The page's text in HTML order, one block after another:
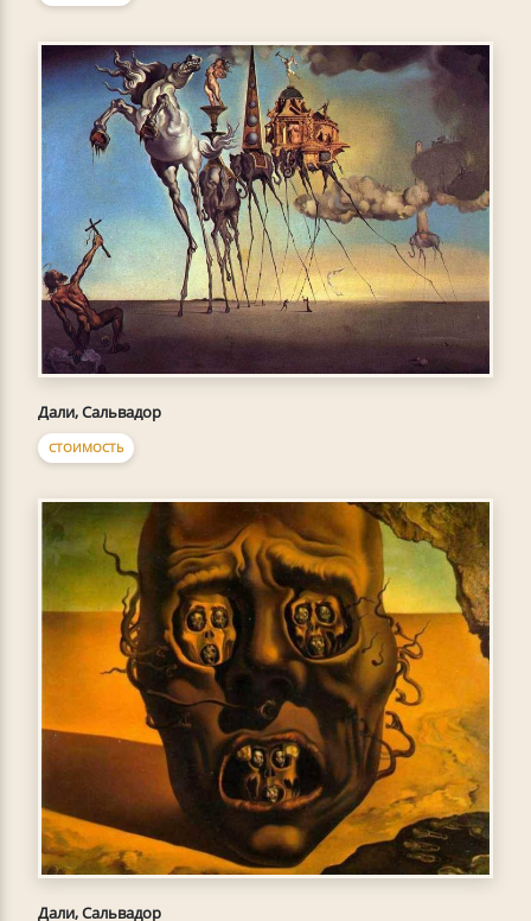
Дали, Сальвадор
СТОИМОСТЬ
Дали, Сальвадор